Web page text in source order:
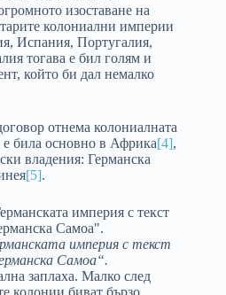
изоставане на
колониални империи
Испания, Португалия,
тогава е бил голям и
който би дал немалко
отнема колониалната
била основно в Африка[4],
владения: Германска
[5].
империя с текст
Самоа“.
заплаха. Малко след